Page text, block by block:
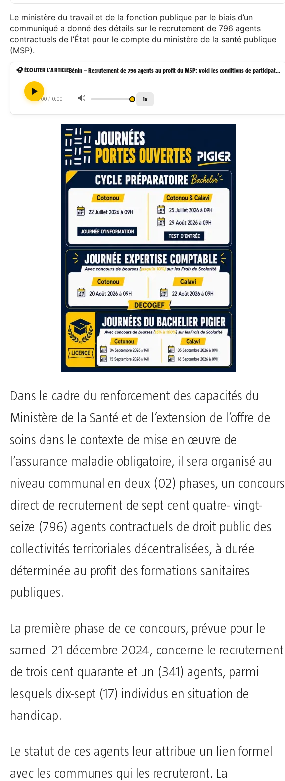
Le ministère du travail et de la fonction publique par le biais d’un
communiqué a donné des détails sur le recrutement de 796 agents
contractuels de l’État pour le compte du ministère de la santé publique
(MSP).
🎧 ÉCOUTER L'ARTICLE Bénin – Recrutement de 796 agents au profit du MSP: voici les conditions de participation
0:00 / 0:00 🔊 1x
Dans le cadre du renforcement des capacités du
Ministère de la Santé et de l’extension de l’offre de
soins dans le contexte de mise en œuvre de
l’assurance maladie obligatoire, il sera organisé au
niveau communal en deux (02) phases, un concours
direct de recrutement de sept cent quatre- vingt-
seize (796) agents contractuels de droit public des
collectivités territoriales décentralisées, à durée
déterminée au profit des formations sanitaires
publiques.
La première phase de ce concours, prévue pour le
samedi 21 décembre 2024, concerne le recrutement
de trois cent quarante et un (341) agents, parmi
lesquels dix-sept (17) individus en situation de
handicap.
Le statut de ces agents leur attribue un lien formel
avec les communes qui les recruteront. La